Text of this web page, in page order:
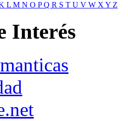
L M N O PQ R S T U V W X Y Z
Interés